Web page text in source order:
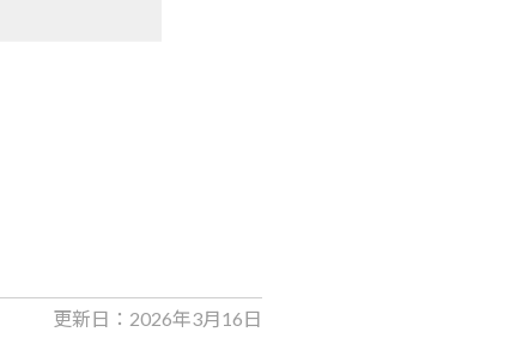
更新日：2026年3月16日